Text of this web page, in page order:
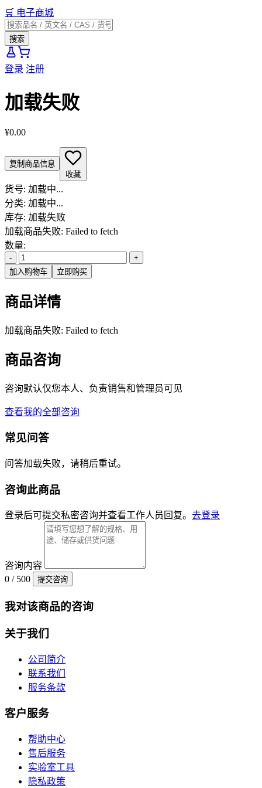
🛒 电子商城
搜索
登录 注册
加载失败
¥0.00
复制商品信息
收藏
货号: 加载中...
分类: 加载中...
库存: 加载失败
加载商品失败: Failed to fetch
数量:
-
+
加入购物车
立即购买
商品详情
加载商品失败: Failed to fetch
商品咨询
咨询默认仅您本人、负责销售和管理员可见
查看我的全部咨询
常见问答
问答加载失败，请稍后重试。
咨询此商品
登录后可提交私密咨询并查看工作人员回复。 去登录
咨询内容
0 / 500
提交咨询
我对该商品的咨询
关于我们
公司简介
联系我们
服务条款
客户服务
帮助中心
售后服务
实验室工具
隐私政策